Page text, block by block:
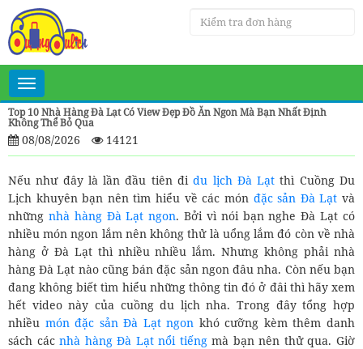
Toggle
navigation
Top 10 Nhà Hàng Đà Lạt Có View Đẹp Đồ Ăn Ngon Mà Bạn Nhất Định
Không Thể Bỏ Qua
08/08/2026 14121
Nếu như đây là lần đầu tiên đidu lịch Đà Lạt thì Cuồng Du
Lịch khuyên bạn nên tìm hiểu về các món đặc sản Đà Lạtvà
những nhà hàng Đà Lạt ngon. Bởi vì nói bạn nghe Đà Lạt có
nhiều món ngon lắm nên không thử là uổng lắm đó còn về nhà
hàng ở Đà Lạt thì nhiều nhiều lắm. Nhưng không phải nhà
hàng Đà Lạt nào cũng bán đặc sản ngon đâu nha. Còn nếu bạn
đang không biết tìm hiểu những thông tin đó ở đâi thì hãy xem
hết video này của cuồng du lịch nha. Trong đây tổng hợp
nhiều món đặc sản Đà Lạt ngon khó cưỡng kèm thêm danh
sách cácnhà hàng Đà Lạt nổi tiếngmà bạn nên thử qua. Giờ